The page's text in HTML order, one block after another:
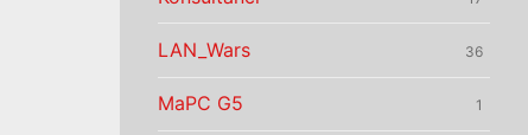
LAN_Wars 36
MaPC G5 1